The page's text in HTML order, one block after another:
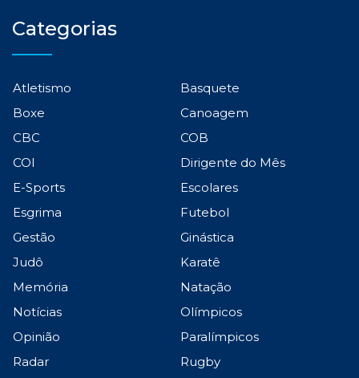
Categorias
Atletismo
Basquete
Boxe
Canoagem
CBC
COB
COI
Dirigente do Mês
E-Sports
Escolares
Esgrima
Futebol
Gestão
Ginástica
Judô
Karatê
Memória
Natação
Notícias
Olímpicos
Opinião
Paralímpicos
Radar
Rugby